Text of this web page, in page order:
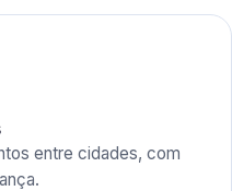
entre cidades, com